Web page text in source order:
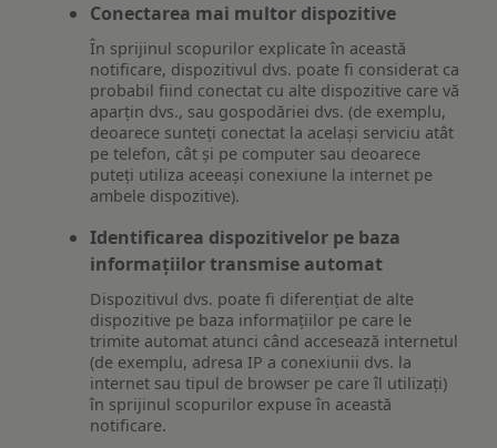
Conectarea mai multor dispozitive
În sprijinul scopurilor explicate în această
notificare, dispozitivul dvs. poate fi considerat ca
probabil fiind conectat cu alte dispozitive care vă
aparțin dvs., sau gospodăriei dvs. (de exemplu,
deoarece sunteți conectat la același serviciu atât
pe telefon, cât și pe computer sau deoarece
puteți utiliza aceeași conexiune la internet pe
ambele dispozitive).
Identificarea dispozitivelor pe baza
informațiilor transmise automat
Dispozitivul dvs. poate fi diferențiat de alte
dispozitive pe baza informațiilor pe care le
trimite automat atunci când accesează internetul
(de exemplu, adresa IP a conexiunii dvs. la
internet sau tipul de browser pe care îl utilizați)
în sprijinul scopurilor expuse în această
notificare.